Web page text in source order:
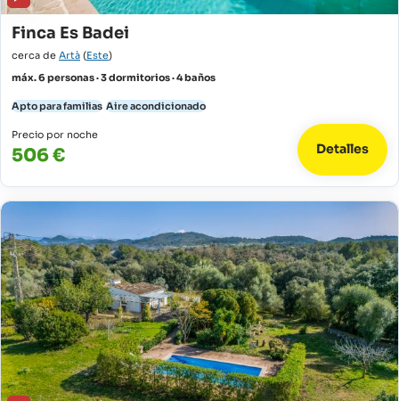
Finca Es Badei
cerca de Artà (Este)
máx. 6 personas · 3 dormitorios · 4 baños
Apto para familias Aire acondicionado
Precio por noche
506 € Detalles